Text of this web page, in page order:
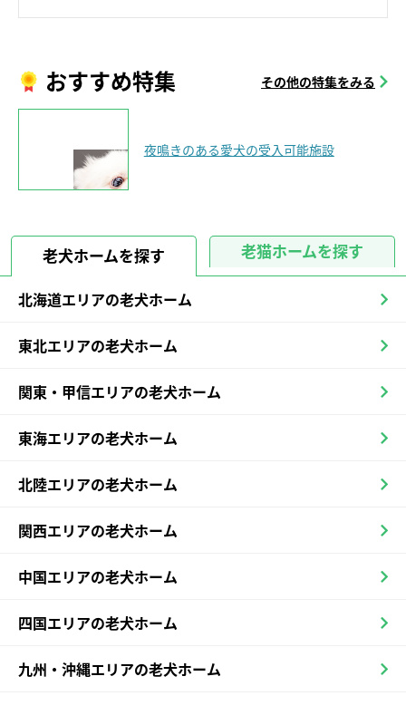
おすすめ特集 その他の特集をみる
夜鳴きのある愛犬の受入可能施設
老犬ホームを探す 老猫ホームを探す
北海道エリアの老犬ホーム
東北エリアの老犬ホーム
関東・甲信エリアの老犬ホーム
東海エリアの老犬ホーム
北陸エリアの老犬ホーム
関西エリアの老犬ホーム
中国エリアの老犬ホーム
四国エリアの老犬ホーム
九州・沖縄エリアの老犬ホーム